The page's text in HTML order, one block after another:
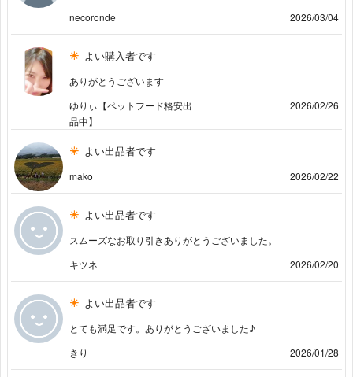
necoronde
2026/03/04
よい購入者です
ありがとうございます
ゆりぃ【ペットフード格安出
品中】
2026/02/26
よい出品者です
mako 2026/02/22
よい出品者です
スムーズなお取り引きありがとうございました。
キツネ
2026/02/20
よい出品者です
とても満足です。ありがとうございました♪
きり
2026/01/28